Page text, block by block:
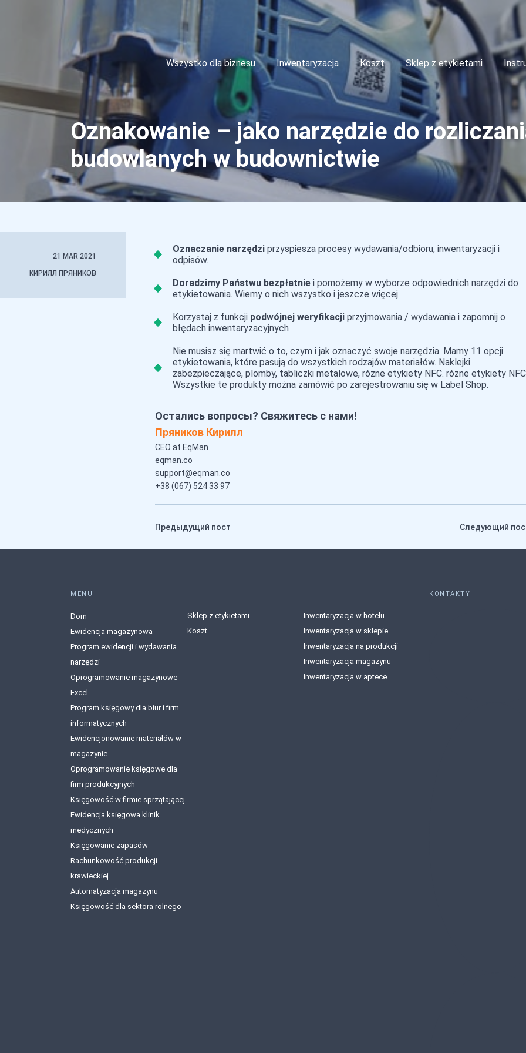
Wszystko dla biznesu Inwentaryzacja Koszt Sklep z etykietami
Oznakowanie – jako narzędzie do
budowlanych w budownictwie
21 MAR 2021
КИРИЛЛ ПРЯНИКОВ
Oznaczanie narzędzi przyspiesza procesy wydawania/odbioru, inwentaryzacji i
odpisów.
Doradzimy Państwu bezpłatnie i pomożemy w wyborze odpowiednich narzędzi do
etykietowania. Wiemy o nich wszystko i jeszcze więcej
Korzystaj z funkcji podwójnej weryfikacji przyjmowania / wydawania i zapomnij o
błędach inwentaryzacyjnych
Nie musisz się martwić o to, czym i jak oznaczyć swoje narzędzia. Mamy 11 opcji
etykietowania, które pasują do wszystkich rodzajów materiałów. Naklejki
zabezpieczające, plomby, tabliczki metalowe, różne etykiety NFC. różne etykiety
Wszystkie te produkty można zamówić po zarejestrowaniu się w Label Shop.
Остались вопросы? Свяжитесь с нами!
Пряников Кирилл
CEO at EqMan
eqman.co
support@eqman.co
+38 (067) 524 33 97
Предыдущий пост Следующий
MENU
Dom
Ewidencja magazynowa
Program ewidencji i wydawania
narzędzi
Oprogramowanie magazynowe
Excel
Program księgowy dla biur i firm
informatycznych
Ewidencjonowanie materiałów w
magazynie
Oprogramowanie księgowe dla
firm produkcyjnych
Księgowość w firmie sprzątającej
Ewidencja księgowa klinik
medycznych
Księgowanie zapasów
Rachunkowość produkcji
krawieckiej
Automatyzacja magazynu
Księgowość dla sektora rolnego
Sklep z etykietami
Koszt
Inwentaryzacja w hotelu
Inwentaryzacja w sklepie
Inwentaryzacja na produkcji
Inwentaryzacja magazynu
Inwentaryzacja w aptece
KONTAKTY